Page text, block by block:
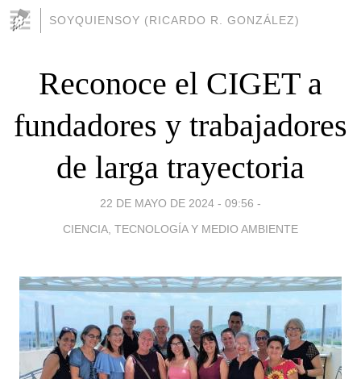
SOYQUIENSOY (RICARDO R. GONZÁLEZ)
Reconoce el CIGET a
fundadores y trabajadores
de larga trayectoria
22 DE MAYO DE 2024 - 09:56 -
CIENCIA, TECNOLOGÍA Y MEDIO AMBIENTE